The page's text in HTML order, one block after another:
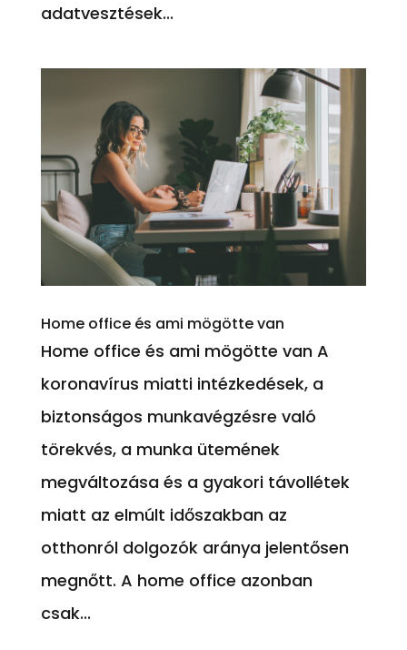
adatvesztések...
Home office és ami mögötte van
Home office és ami mögötte van A
koronavírus miatti intézkedések, a
biztonságos munkavégzésre való
törekvés, a munka ütemének
megváltozása és a gyakori távollétek
miatt az elmúlt időszakban az
otthonról dolgozók aránya jelentősen
megnőtt. A home office azonban
csak...